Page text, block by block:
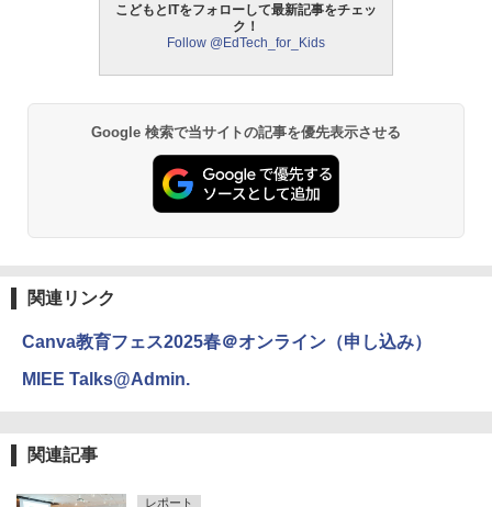
こどもとITをフォローして最新記事をチェッ
ク！
Follow @EdTech_for_Kids
Google 検索で当サイトの記事を優先表示させる
関連リンク
Canva教育フェス2025春＠オンライン（申し込み）
MIEE Talks@Admin.
関連記事
レポート